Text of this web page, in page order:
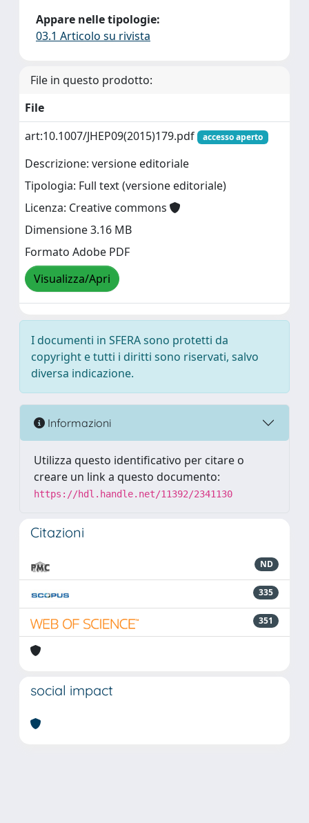
Appare nelle tipologie:
03.1 Articolo su rivista
File in questo prodotto:
File
art:10.1007/JHEP09(2015)179.pdf
accesso aperto
Descrizione: versione editoriale
Tipologia: Full text (versione editoriale)
Licenza: Creative commons
Dimensione 3.16 MB
Formato Adobe PDF
Visualizza/Apri
I documenti in SFERA sono protetti da
copyright e tutti i diritti sono riservati, salvo
diversa indicazione.
Informazioni
Utilizza questo identificativo per citare o
creare un link a questo documento:
https://hdl.handle.net/11392/2341130
Citazioni
ND
335
351
social impact